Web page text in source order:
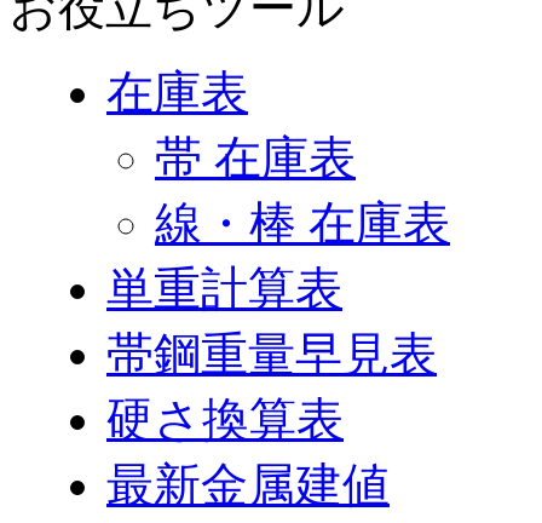
在庫表
帯 在庫表
線・棒 在庫表
単重計算表
帯鋼重量早見表
硬さ換算表
最新金属建値